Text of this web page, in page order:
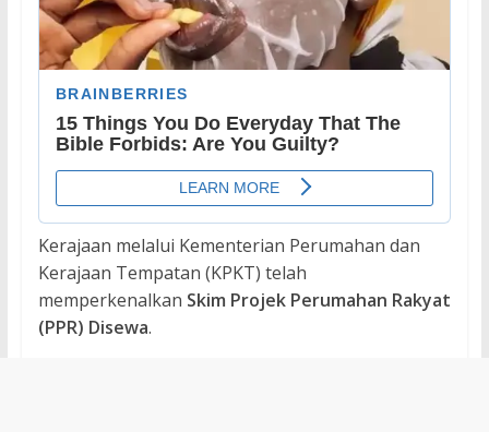
Kerajaan melalui Kementerian Perumahan dan
Kerajaan Tempatan (KPKT) telah
memperkenalkan Skim Projek Perumahan Rakyat
(PPR) Disewa.